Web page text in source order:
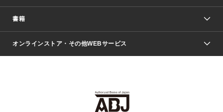
Vジャンプ
週刊ヤングジャンプ
少女マンガ
Seventeen
芸能・情報・スポーツ
書籍
文芸・文庫・総合
ライトノベル・ノベライズ
オンラインストア・その他WEBサービス
SHUEISHA MANGA-ART HERITAGE